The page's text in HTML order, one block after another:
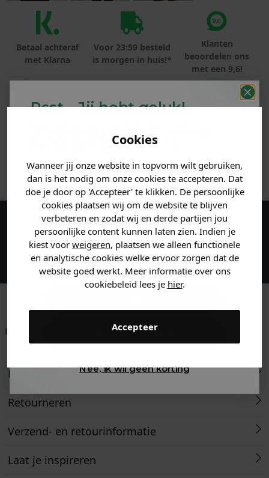
Cookies
Wanneer jij onze website in topvorm wilt gebruiken,
dan is het nodig om onze cookies te accepteren. Dat
doe je door op 'Accepteer' te klikken. De persoonlijke
cookies plaatsen wij om de website te blijven
verbeteren en zodat wij en derde partijen jou
persoonlijke content kunnen laten zien. Indien je
kiest voor weigeren, plaatsen we alleen functionele
en analytische cookies welke ervoor zorgen dat de
website goed werkt. Meer informatie over ons
cookiebeleid lees je hier.
Accepteer
Betaal achteraf
met Klarna
Voor 23:59 besteld
is morgen in huis!*
Klanten
beoordelen ons
met een 9,6!
PRODUCTINFORMATIE
MATERIAAL & WASVOORSCHRIFT
ANDERE BESTELDEN OOK
Maak een account aan en ontvang 5%
korting op je eerste bestelling!
Betaal achteraf met
Klarna
Voor 23:59 besteld
is morgen in huis!*
ons met een 9,6!
Klantenservice
Retourneren
Verzend- en retourinformatie
Laat je inspireren
Psst... Jij hebt geluk!
Welke mystery
krijg jij? (Tot-30%
Vertel ons waar je naar op
zoek bent. 👇
Heren kleding
Dames kleding
Gewoon rondkijken
Nee, ik wil geen korting